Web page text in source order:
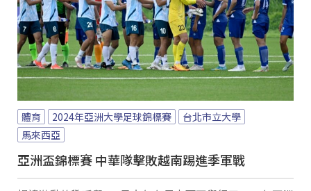
體育 2024年亞洲大學足球錦標賽
台北市立大學
馬來西亞
亞洲盃錦標賽 中華隊擊敗越南踢進季軍戰